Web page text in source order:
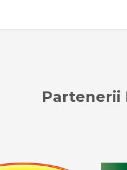
Partenerii